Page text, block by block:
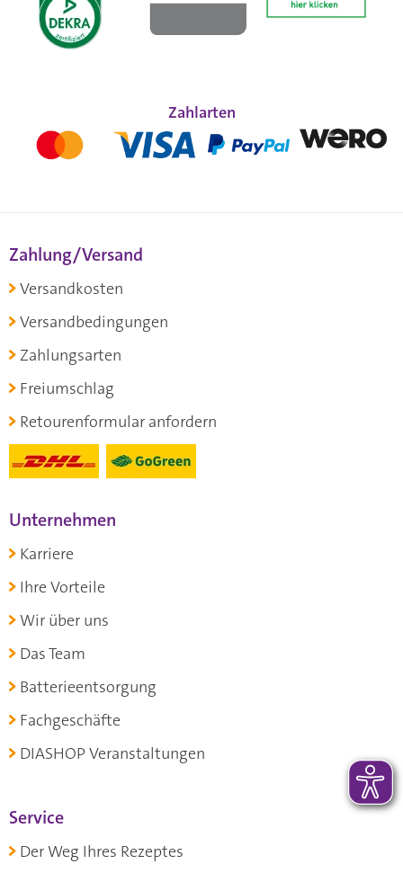
Zahlarten
Zahlung/Versand
Versandkosten
Versandbedingungen
Zahlungsarten
Freiumschlag
Retourenformular anfordern
Unternehmen
Karriere
Ihre Vorteile
Wir über uns
Das Team
Batterieentsorgung
Fachgeschäfte
DIASHOP Veranstaltungen
Service
Der Weg Ihres Rezeptes